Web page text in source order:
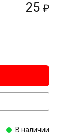
25 ₽
В наличии